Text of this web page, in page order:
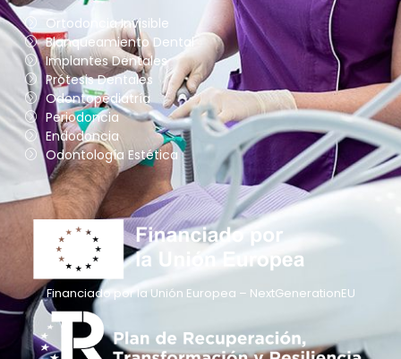
Ortodoncia Invisible
Blanqueamiento Dental
Implantes Dentales
Prótesis Dentales
Odontopediatría
Periodoncia
Endodoncia
Odontología Estética
Financiado por la Unión Europea – NextGenerationEU